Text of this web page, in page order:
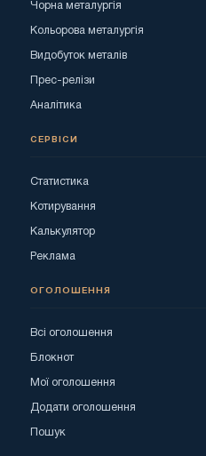
Чорна металургія
Кольорова металургія
Видобуток металів
Прес-релізи
Аналітика
СЕРВІСИ
Статистика
Котирування
Калькулятор
Реклама
ОГОЛОШЕННЯ
Всі оголошення
Блокнот
Мої оголошення
Додати оголошення
Пошук